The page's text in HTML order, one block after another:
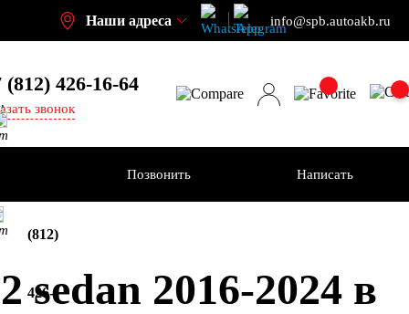
Наши адреса info@spb.autoakb.ru
(812) 426-16-64
звонок
(812)
426-
Позвонить Написать
2016-2024 в